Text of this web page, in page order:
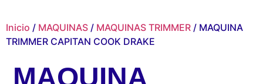
Inicio / MAQUINAS / MAQUINAS TRIMMER / MAQUINA
TRIMMER CAPITAN COOK DRAKE
MAQUINA